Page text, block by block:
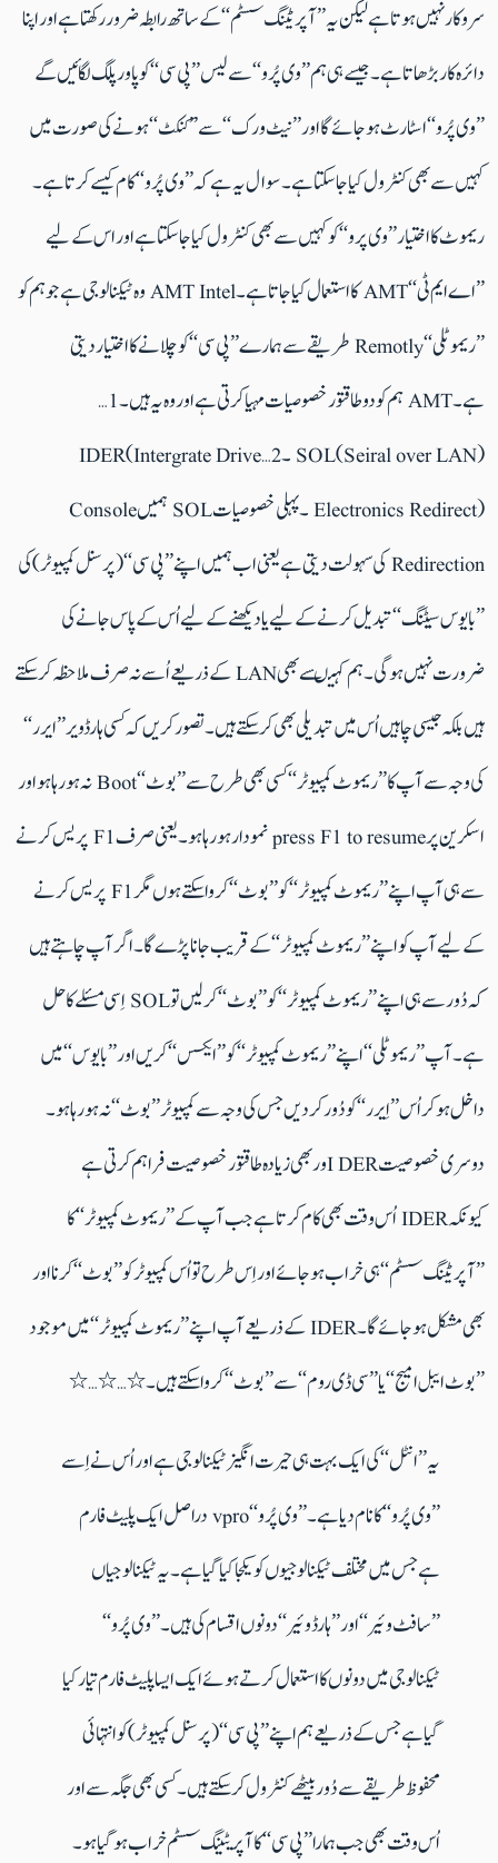
سروکار نہیں ہوتا ہے لیکن یہ ’’آپریٹنگ سسٹم‘‘ کے ساتھ رابطہ ضرور رکھتا ہے اور اپنا
دائرہ کار بڑھاتا ہے۔ جیسے ہی ہم ’’وی پُرو‘‘ سے لیس ’’پی سی‘‘ کو پاور پلگ لگائیں گے
’’وی پُرو‘‘ اسٹارٹ ہوجائے گا اور ’’نیٹ ورک‘‘ سے ’’کنکٹ‘‘ ہونے کی صورت میں
کہیں سے بھی کنٹرول کیا جاسکتا ہے۔ سوال یہ ہے کہ ’’وی پُرو‘‘ کام کیسے کرتا ہے۔
ریموٹ کا اختیار ’’وی پرو‘‘ کو کہیں سے بھی کنٹرول کیا جا سکتا ہے اور اس کے لیے
’’اے ایم ٹی‘‘ AMT کا استعمال کیا جاتا ہے۔ AMT Intel وہ ٹیکنالوجی ہے جو ہم کو
’’ریموٹلی‘‘ Remotly طریقے سے ہمارے ’’پی سی‘‘ کو چلانے کا اختیار دیتی
ہے۔ AMT ہم کو دو طاقتور خصوصیات مہیا کرتی ہے اور وہ یہ ہیں۔ 1 …
SOL(Seiral over LAN) ۔ 2…IDER(Intergrate Drive
Electronics Redirect) ۔ پہلی خصوصیات SOL ہمیں Console
Redirection کی سہولت دیتی ہے یعنی اب ہمیں اپنے ’’پی سی‘‘ (پرسنل کمپیوٹر) کی
’’بایوس سیٹنگ‘‘ تبدیل کرنے کے لیے یا دیکھنے کے لیے اُس کے پاس جانے کی
ضرورت نہیں ہوگی۔ ہم کہیںسے بھی LAN کے ذریعے اُسے نہ صرف ملاحظہ کر سکتے
ہیں بلکہ جیسی چاہیں اُس میں تبدیلی بھی کر سکتے ہیں۔ تصور کریں کہ کسی ہارڈویر ’’ایرر‘‘
کی وجہ سے آپ کا ’’ریموٹ کمپیوٹر‘‘ کسی بھی طرح سے ’’بوٹ‘‘ Boot نہ ہو رہا ہو اور
اسکرین پر press F1 to resume نمودار ہو رہا ہو ۔ یعنی صرف F1 پریس کرنے
سے ہی آپ اپنے ’’ریموٹ کمپیوٹر‘‘ کو ’’بوٹ‘‘ کروا سکتے ہوں مگر F1 پریس کرنے
کے لیے آپ کو اپنے ’’ریموٹ کمپیوٹر‘‘ کے قریب جانا پڑے گا۔ اگر آپ چاہتے ہیں
کہ دُور سے ہی اپنے ’’ریموٹ کمپیوٹر‘‘ کو ’’بوٹ‘‘ کر لیں تو SOL اِسی مسئلے کا حل
ہے۔ آپ ’’ریموٹلی‘‘ اپنے ’’ریموٹ کمپیوٹر‘‘ کو ’’ایکسس‘‘ کریں اور ’’بایوس‘‘ میں
داخل ہوکر اُس ’’اِیرر‘‘ کو دُور کردیں جس کی وجہ سے کمپیوٹر ’’بوٹ‘‘ نہ ہو رہا ہو۔
دوسری خصوصیت I DERور بھی زیادہ طاقتور خصوصیت فراہم کرتی ہے
کیونکہ IDER اُس وقت بھی کام کرتا ہے جب آپ کے ’’ریموٹ کمپیوٹر‘‘ کا
’’آپریٹنگ سسٹم‘‘ ہی خراب ہو جائے اور اِس طرح تو اُس کمپیوٹر کو ’’بوٹ‘‘ کرنا اور
بھی مشکل ہوجائے گا۔ IDER کے ذریعے آپ اپنے ’’ریموٹ کمپیوٹر‘‘ میں موجود
’’بوٹ ایبل امیج‘‘ یا ’’سی ڈی روم‘‘ سے ’’بوٹ‘‘ کرواسکتے ہیں۔ ٭…٭…٭
یہ ’’انٹل‘‘ کی ایک بہت ہی حیرت انگیز ٹیکنالوجی ہے اور اُس نے اِسے
’’وی پُرو‘‘ کا نام دیا ہے۔ ’’وی پُرو‘‘ vpro دراصل ایک پلیٹ فارم
ہے جس میں مختلف ٹیکنالوجیوں کو یکجا کیا گیا ہے۔ یہ ٹیکنالوجیاں
’’سافٹ وئیر‘‘ اور ’’ہارڈ وئیر‘‘ دونوں اقسام کی ہیں۔ ’’وی پُرو‘‘
ٹیکنالوجی میں دونوں کا استعمال کرتے ہوئے ایک ایسا پلیٹ فارم تیار کیا
گیا ہے جس کے ذریعے ہم اپنے ’’پی سی‘‘ (پرسنل کمپیوٹر) کو انتہائی
محفوظ طریقے سے دُور بیٹھے کنٹرول کرسکتے ہیں۔ کسی بھی جگہ سے اور
اُس وقت بھی جب ہمارا ’’پی سی‘‘ کا آپریٹینگ سسٹم خراب ہوگیا ہو۔